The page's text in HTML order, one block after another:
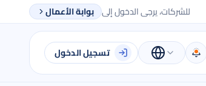
للشركات، يرجى الدخول إلى بوابة الأعمال
تسجيل الدخول